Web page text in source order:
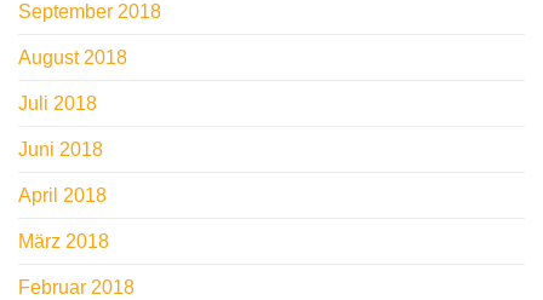
September 2018
August 2018
Juli 2018
Juni 2018
April 2018
März 2018
Februar 2018